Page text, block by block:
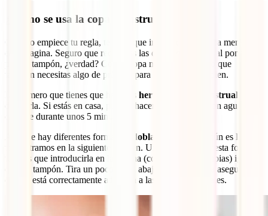
¿Cómo se usa la copa menstrual?
Cuando empiece tu regla, tendrás que introducirte la copa menstrual
en la vagina. Seguro que recuerdas las dudas que tenías al ponerte tu
primer tampón, ¿verdad? Con la copa menstrual, seguro que
también necesitas algo de práctica para que todo salga bien.
Lo primero que tienes que hacer es hervir la copa menstrual
de usarla. Si estás en casa, puedes hacerlo en un cazo con agua
caliente durante unos 5 minutos.
Aunque hay diferentes formas de
doblarla
, la más común es la que
te mostramos en la siguiente imagen. Una vez adquiera esta forma,
tendrás que introducirla en la vagina (con las manos limpias) igual
que un tampón. Tira un poco hacia abajo del rabito para asegurarte
de que está correctamente adherida a las paredes vaginales.